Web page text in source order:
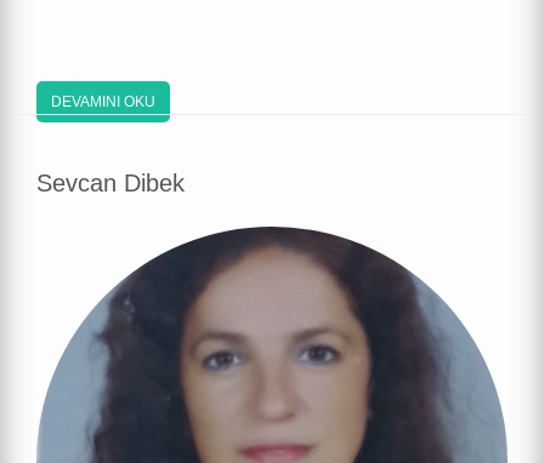
DEVAMINI OKU
Sevcan Dibek